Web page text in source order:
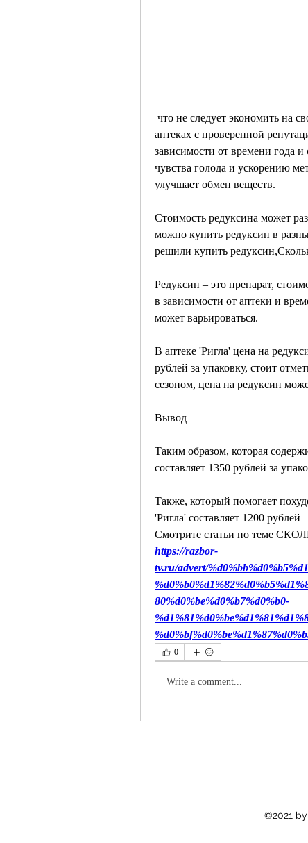
аптеках с проверенной
зависимости от времени года
чувства голода и ускорению
улучшает обмен веществ.
Стоимость редуксина может
можно купить редуксин в
решили купить
Редуксин – это препарат,
в зависимости от аптеки и
может варьироваться.
В аптеке 'Ригла' цена на
рублей за упаковку, стоит
сезоном, цена на редуксин
Вывод
Таким образом, которая
составляет 1350 рублей за
Также, который помогает
'Ригла' составляет 1200 рублей
Смотрите статьи по теме
https://razbor-
tv.ru/advert/
80%d0%be%d0%b7%d0%b0-
0
Write a comment...
©2021